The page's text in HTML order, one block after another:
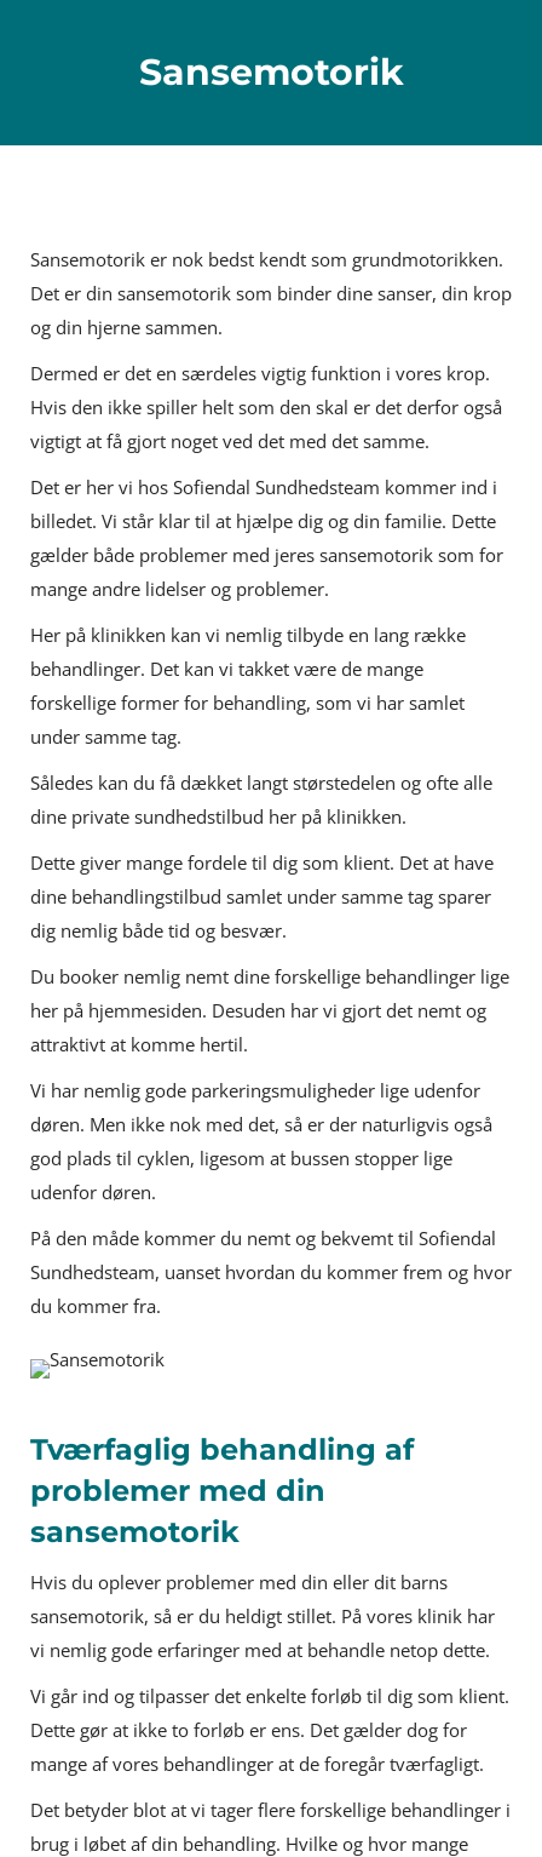
Sansemotorik
Sansemotorik er nok bedst kendt som grundmotorikken.
Det er din sansemotorik som binder dine sanser, din krop
og din hjerne sammen.
Dermed er det en særdeles vigtig funktion i vores krop.
Hvis den ikke spiller helt som den skal er det derfor også
vigtigt at få gjort noget ved det med det samme.
Det er her vi hos Sofiendal Sundhedsteam kommer ind i
billedet. Vi står klar til at hjælpe dig og din familie. Dette
gælder både problemer med jeres sansemotorik som for
mange andre lidelser og problemer.
Her på klinikken kan vi nemlig tilbyde en lang række
behandlinger. Det kan vi takket være de mange
forskellige former for behandling, som vi har samlet
under samme tag.
Således kan du få dækket langt størstedelen og ofte alle
dine private sundhedstilbud her på klinikken.
Dette giver mange fordele til dig som klient. Det at have
dine behandlingstilbud samlet under samme tag sparer
dig nemlig både tid og besvær.
Du booker nemlig nemt dine forskellige behandlinger lige
her på hjemmesiden. Desuden har vi gjort det nemt og
attraktivt at komme hertil.
Vi har nemlig gode parkeringsmuligheder lige udenfor
døren. Men ikke nok med det, så er der naturligvis også
god plads til cyklen, ligesom at bussen stopper lige
udenfor døren.
På den måde kommer du nemt og bekvemt til Sofiendal
Sundhedsteam, uanset hvordan du kommer frem og hvor
du kommer fra.
Tværfaglig behandling af
problemer med din
sansemotorik
Hvis du oplever problemer med din eller dit barns
sansemotorik, så er du heldigt stillet. På vores klinik har
vi nemlig gode erfaringer med at behandle netop dette.
Vi går ind og tilpasser det enkelte forløb til dig som klient.
Dette gør at ikke to forløb er ens. Det gælder dog for
mange af vores behandlinger at de foregår tværfagligt.
Det betyder blot at vi tager flere forskellige behandlinger i
brug i løbet af din behandling. Hvilke og hvor mange